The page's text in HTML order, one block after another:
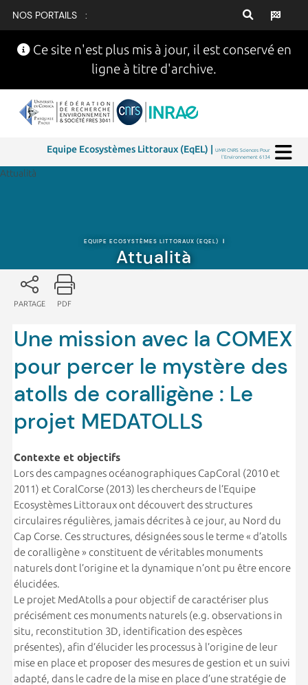
NOS PORTAILS :
Ce site n'est plus mis à jour, il est conservé en
ligne à titre d'archive.
Equipe Ecosystèmes Littoraux (EqEL) |UMR CNRS Sciences Pour
l'Environnement 6134
Attualità
EQUIPE ECOSYSTÈMES LITTORAUX (EQEL) |
Attualità
PARTAGE PDF
Une mission avec la COMEX
pour percer le mystère des
atolls de coralligène : Le
projet MEDATOLLS
Contexte et objectifs
Lors des campagnes océanographiques CapCoral (2010 et
2011) et CoralCorse (2013) les chercheurs de l’Equipe
Ecosystèmes Littoraux ont découvert des structures
circulaires régulières, jamais décrites à ce jour, au Nord du
Cap Corse. Ces structures, désignées sous le terme « d’atolls
de coralligène » constituent de véritables monuments
naturels dont l’origine et la dynamique n’ont pu être encore
élucidées.
Le projet MedAtolls a pour objectif de caractériser plus
précisément ces monuments naturels (e.g. observations in
situ, reconstitution 3D, identification des espèces
présentes), afin d’élucider les processus à l’origine de leur
mise en place et proposer des mesures de gestion et un suivi
adapté, dans le cadre de la mise en place d’une stratégie de